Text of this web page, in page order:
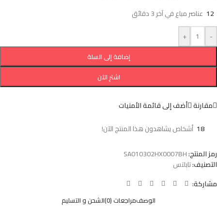
12 عناصر مباع في آخر 3 دقائق
-
+
إضافة إلى السلة
اشترِ الآن
مقارنة أضف إلى قائمة الأمنيات
18 أشخاص يشاهدون هذا المنتج الآن!
رمز المنتج:SA010302HX0007BH
التصنيف:تابلتس
مشاركة:
الوصفمراجعات (0) الشحن و التسليم